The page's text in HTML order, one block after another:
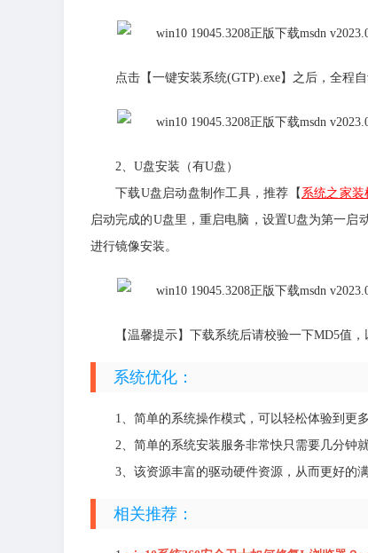
点击【一键安装系统(GTP).exe】之后，全程自
2、U盘安装（有U盘）
下载U盘启动盘制作工具，推荐【 系统之家装
启动完成的U盘里，重启电脑，设置U盘为第一启
进行镜像安装。
【温馨提示】下载系统后请校验一下MD5值
系统优化：
1、简单的系统操作模式，可以轻松体验到更
2、简单的系统安装服务非常快只需要几分钟
3、该资源丰富的驱动硬件资源，从而更好的
相关推荐：